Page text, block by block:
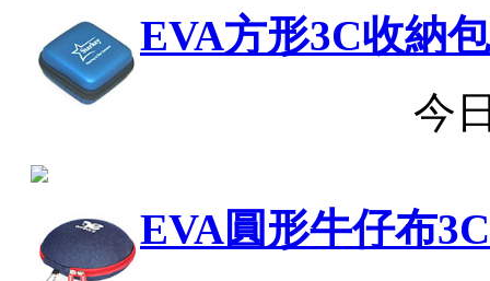
EVA方形3C收納包
今
EVA圓形牛仔布